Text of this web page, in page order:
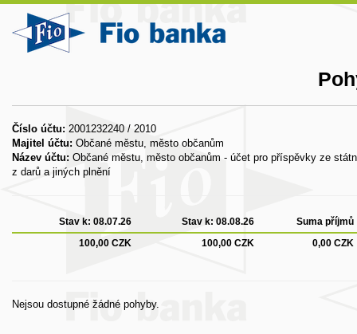
Číslo účtu: 2001232240 / 2010
Majitel účtu: Občané městu, město občanům
Název účtu: Občané městu, město občanům - účet pro příspěvky ze
z darů a jiných plnění
Stav k: 08.07.26 Stav k: 08.08.26
Suma příjmů
100,00 CZK
100,00 CZK 0,00 CZK
Nejsou dostupné žádné pohyby.